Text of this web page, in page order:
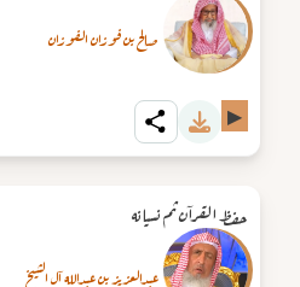
صالح بن فوزان الفوزان
▶
حفظ القرآن ثم نسيانه
عبدالعزيز بن عبدالله آل الشيخ